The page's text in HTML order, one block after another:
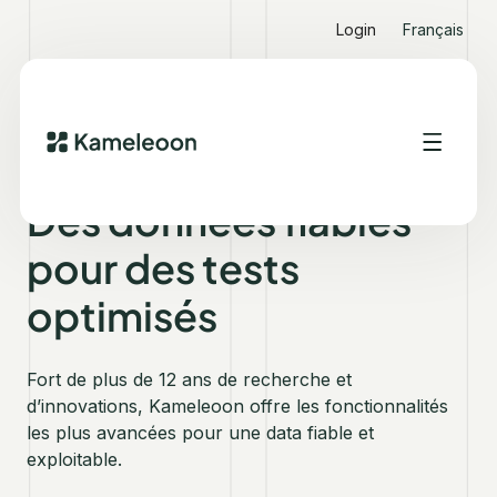
Login Français
PRÉCISION DES DONNÉES
Des données fiables
pour des tests
optimisés
Fort de plus de 12 ans de recherche et
d’innovations, Kameleoon offre les fonctionnalités
les plus avancées pour une data fiable et
exploitable.